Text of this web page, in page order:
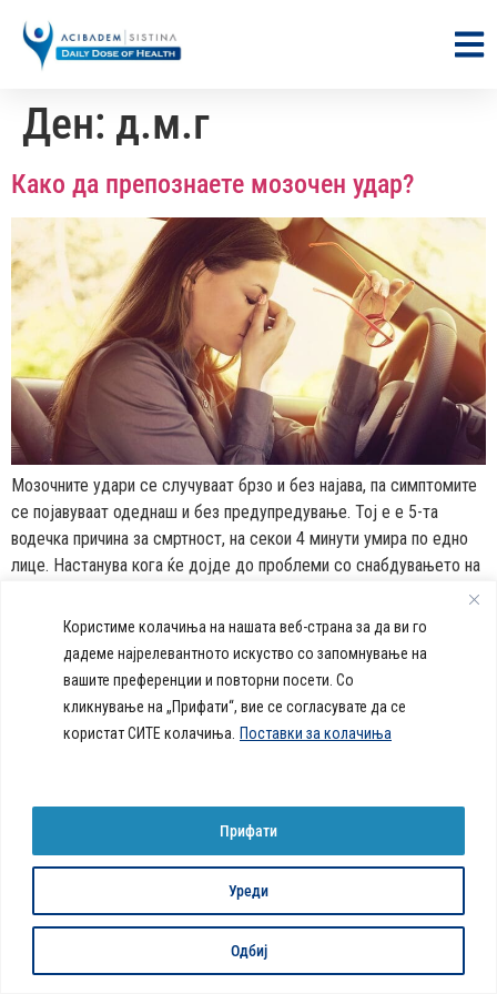
Користиме колачиња на нашата веб-страна за да ви го
дадеме најрелевантното искуство со запомнување на
вашите преференции и повторни посети. Со
кликнување на „Прифати“, вие се согласувате да се
користат СИТЕ колачиња. Поставки за колачиња
Уреди
Одбиј
Прифати
Ден: д.м.г
Како да препознаете мозочен удар?
Мозочните удари се случуваат брзо и без најава, па симптомите
се појавуваат одеднаш и без предупредување. Тој е е 5-та
водечка причина за смртност, на секои 4 минути умира по едно
лице. Настанува кога ќе дојде до проблеми со снабдувањето на
садови. Мозочниот удар претставува итен […]
Daily Dose Of Health -
Здравствен блог со совети за
здравје и ќе ви даде совети
за здрав живот.
callcenter@acibademsistina.mk
+ 389 2 30 99 500
Ул. Скупи 5А Скопје
Acibadem
Sistina - За